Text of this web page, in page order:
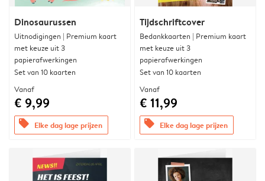
Dinosaurussen
Uitnodigingen | Premium kaart
met keuze uit 3
papierafwerkingen
Set van 10 kaarten
Vanaf
€ 9,99
offers Elke dag lage prijzen
Tijdschriftcover
Bedankkaarten | Premium kaart
met keuze uit 3
papierafwerkingen
Set van 10 kaarten
Vanaf
€ 11,99
offers Elke dag lage prijzen